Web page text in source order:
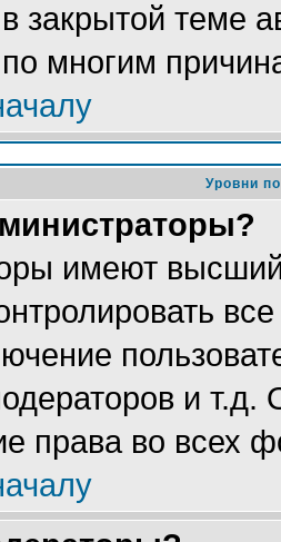
закрытой теме
многим
Уровни
имеют
и
права во всех